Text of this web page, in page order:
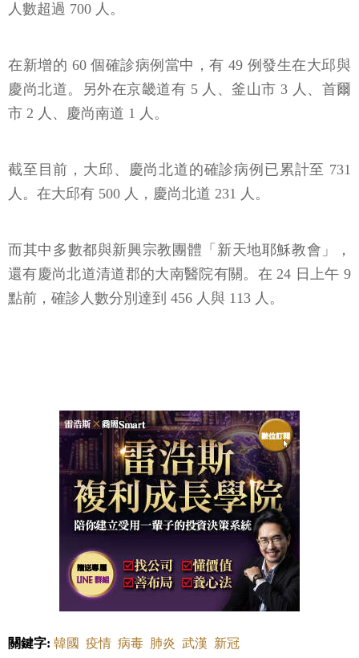
人數超過 700 人。
在新增的 60 個確診病例當中，有 49 例發生在大邱與
慶尚北道。另外在京畿道有 5 人、釜山市 3 人、首爾
市 2 人、慶尚南道 1 人。
截至目前，大邱、慶尚北道的確診病例已累計至 731
人。在大邱有 500 人，慶尚北道 231 人。
而其中多數都與新興宗教團體「新天地耶穌教會」，
還有慶尚北道清道郡的大南醫院有關。在 24 日上午 9
點前，確診人數分別達到 456 人與 113 人。
關鍵字: 韓國 疫情 病毒 肺炎 武漢 新冠